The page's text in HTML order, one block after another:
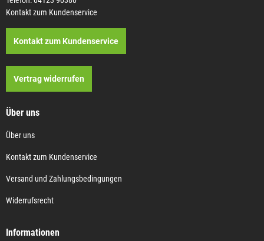
Kontakt zum Kundenservice
Kontakt zum Kundenservice
Vertrag widerrufen
Über uns
Über uns
Kontakt zum Kundenservice
Versand und Zahlungsbedingungen
Widerrufsrecht
Informationen